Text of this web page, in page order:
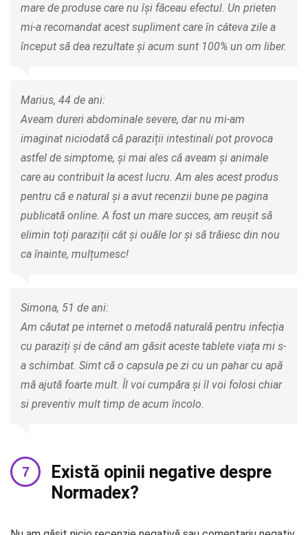
mare de produse care nu își făceau efectul. Un prieten
mi-a recomandat acest supliment care în câteva zile a
început să dea rezultate și acum sunt 100% un om liber.
Marius, 44 de ani:
Aveam dureri abdominale severe, dar nu mi-am
imaginat niciodată că paraziții intestinali pot provoca
astfel de simptome, și mai ales că aveam și animale
care au contribuit la acest lucru. Am ales acest produs
pentru că e natural și a avut recenzii bune pe pagina
publicată online. A fost un mare succes, am reușit să
elimin toți paraziții cât și ouăle lor și să trăiesc din nou
ca înainte, mulțumesc!
Simona, 51 de ani:
Am căutat pe internet o metodă naturală pentru infecția
cu paraziți și de când am găsit aceste tablete viața mi s-
a schimbat. Simt că o capsula pe zi cu un pahar cu apă
mă ajută foarte mult. Îl voi cumpăra și îl voi folosi chiar
si preventiv mult timp de acum încolo.
Există opinii negative despre
Normadex?